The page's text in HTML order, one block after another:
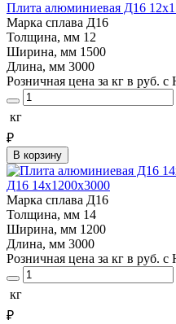
Плита алюминиевая Д16
Марка сплава Д16
Толщина, мм 12
Ширина, мм 1500
Длина, мм 3000
Розничная цена за кг в руб.
кг
₽
В корзину
Д16 14х1200х3000
Марка сплава Д16
Толщина, мм 14
Ширина, мм 1200
Длина, мм 3000
Розничная цена за кг в руб.
кг
₽